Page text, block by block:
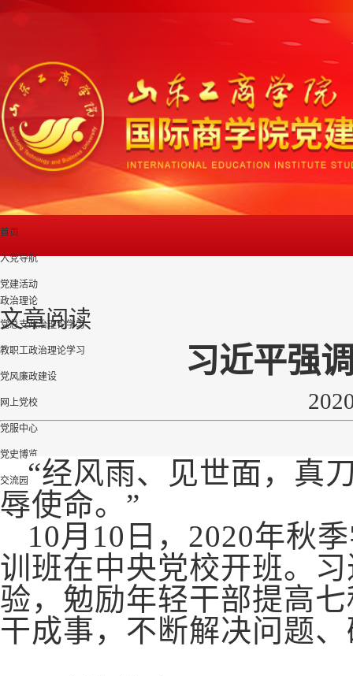
首页
入党导航
党建活动
政治理论
党总支政治理论学习
教职工政治理论学习
党风廉政建设
网上党校
党服中心
党史博览
交流园地
文件下载
文章阅读
习近平强
“经风雨、见世面，真
辱使命。”
10月10日，2020年秋
训班在中央党校开班。
验，勉励年轻干部提高
干成事，不断解决问题